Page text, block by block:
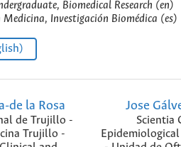
Biomedical Research (en)
Medicina, Investigación Biomédica (es)
de la Rosa
de Trujillo -
Trujillo -
Jose
Scientia